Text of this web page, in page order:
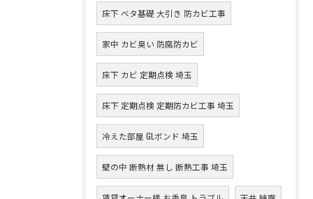
床下 ベタ基礎 大引き 防カビ工事
家中 カビ臭い 防腐防カビ
床下 カビ 定期点検 埼玉
床下 定期点検 定期防カビ工事 埼玉
冷えた部屋 GLボンド 埼玉
壁の中 断熱材 無し 断熱工事 埼玉